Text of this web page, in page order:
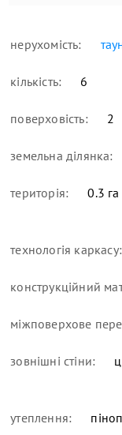
нерухомість:
кількість: 6
поверховість: 2
земельна ділянка:
територія: 0.3 га
технологія каркасу:
конструкційний
міжповерхове
зовнішні стіни:
утеплення: